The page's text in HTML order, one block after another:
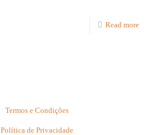
Read more
Termos e Condições
Política de Privacidade